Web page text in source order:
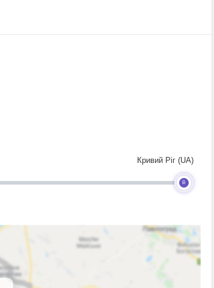
B
Кривий Ріг (UA)